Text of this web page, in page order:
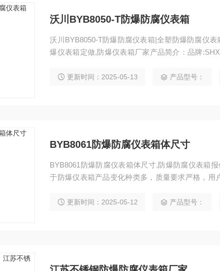
沃川BYB8050-T防爆防腐仪表箱
沃川BYB8050-T防爆防腐仪表箱|全塑防爆防腐仪
爆仪表箱定做,防爆仪表箱厂家产品简介：品牌
一、产品简介防爆仪表箱为防爆非标类，为定做产
更新时间：2025-05-13 产品型号：
BYB8061防爆防腐仪表箱体尺寸
BYB8061防爆防腐仪表箱体尺寸,防爆防腐仪表箱
于防爆仪表箱产品变化种类多，质量要求严格，用
点，是各种防爆仪器箱*的理想箱体。 广泛适用
更新时间：2025-05-12 产品型号：